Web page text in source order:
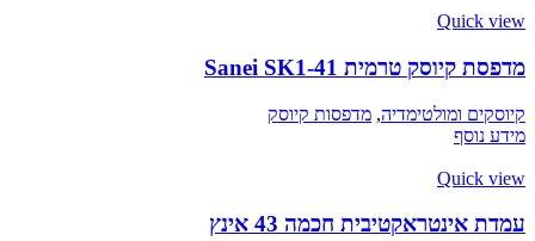
Quick view
מדפסת קיוסק טרמית Sanei SK1-41
קיוסקים ומולטימדיה, מדפסות קיוסק
מידע נוסף
Quick view
עמדת אינטראקטיבית חכמה 43 אינץ